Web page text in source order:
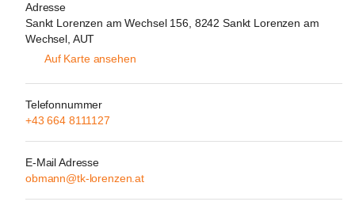
Adresse
Sankt Lorenzen am Wechsel 156, 8242 Sankt Lorenzen am
Wechsel, AUT
Auf Karte ansehen
Telefonnummer
+43 664 8111127
E-Mail Adresse
obmann@tk-lorenzen.at